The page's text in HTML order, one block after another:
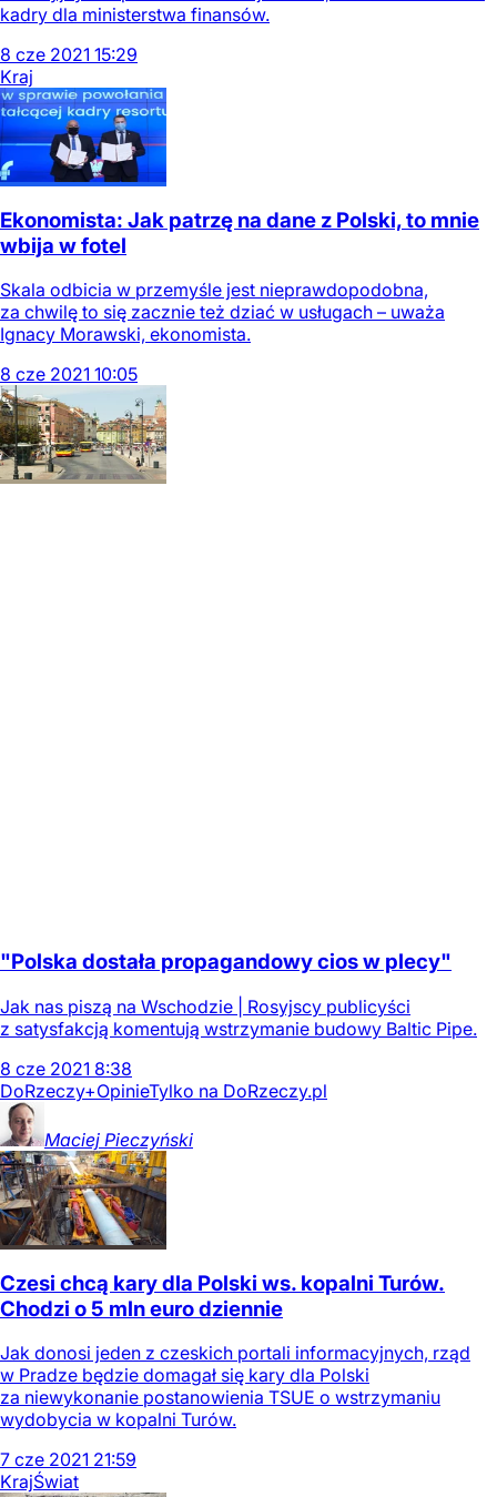
kadry dla ministerstwa finansów.
8 cze 2021 15:29
Kraj
Ekonomista: Jak patrzę na dane z Polski, to mnie
wbija w fotel
Skala odbicia w przemyśle jest nieprawdopodobna,
za chwilę to się zacznie też dziać w usługach – uważa
Ignacy Morawski, ekonomista.
8 cze 2021 10:05
"Polska dostała propagandowy cios w plecy"
Jak nas piszą na Wschodzie | Rosyjscy publicyści
z satysfakcją komentują wstrzymanie budowy Baltic Pipe.
8 cze 2021 8:38
DoRzeczy+OpinieTylko na DoRzeczy.pl
Maciej Pieczyński
Czesi chcą kary dla Polski ws. kopalni Turów.
Chodzi o 5 mln euro dziennie
Jak donosi jeden z czeskich portali informacyjnych, rząd
w Pradze będzie domagał się kary dla Polski
za niewykonanie postanowienia TSUE o wstrzymaniu
wydobycia w kopalni Turów.
7 cze 2021 21:59
KrajŚwiat